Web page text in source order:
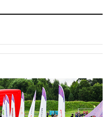
оборонном предприятии
14:14«Ведомости»: Озон банк
не пострадает от британских
санкций